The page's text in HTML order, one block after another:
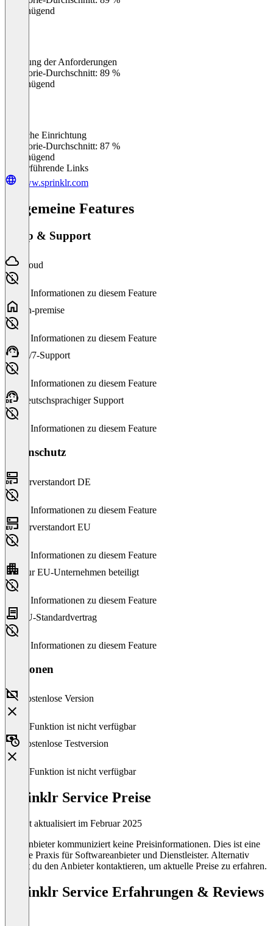
Ungenügend
Erfüllung der Anforderungen
Kategorie-Durchschnitt: 89 %
Ungenügend
Einfache Einrichtung
Kategorie-Durchschnitt: 87 %
Ungenügend
Weiterführende Links
www.sprinklr.com
Allgemeine Features
Setup & Support
Cloud
Keine Informationen zu diesem Feature
On-premise
Keine Informationen zu diesem Feature
24/7-Support
Keine Informationen zu diesem Feature
Deutschsprachiger Support
Keine Informationen zu diesem Feature
Datenschutz
Serverstandort DE
Keine Informationen zu diesem Feature
Serverstandort EU
Keine Informationen zu diesem Feature
Nur EU-Unternehmen beteiligt
Keine Informationen zu diesem Feature
EU-Standardvertrag
Keine Informationen zu diesem Feature
Versionen
Kostenlose Version
Diese Funktion ist nicht verfügbar
Kostenlose Testversion
Diese Funktion ist nicht verfügbar
Sprinklr Service Preise
Zuletzt aktualisiert im Februar 2025
Der Anbieter kommuniziert keine Preisinformationen. Dies ist eine
übliche Praxis für Softwareanbieter und Dienstleister. Alternativ
kannst du den Anbieter kontaktieren, um aktuelle Preise zu erfahren.
Sprinklr Service Erfahrungen & Reviews